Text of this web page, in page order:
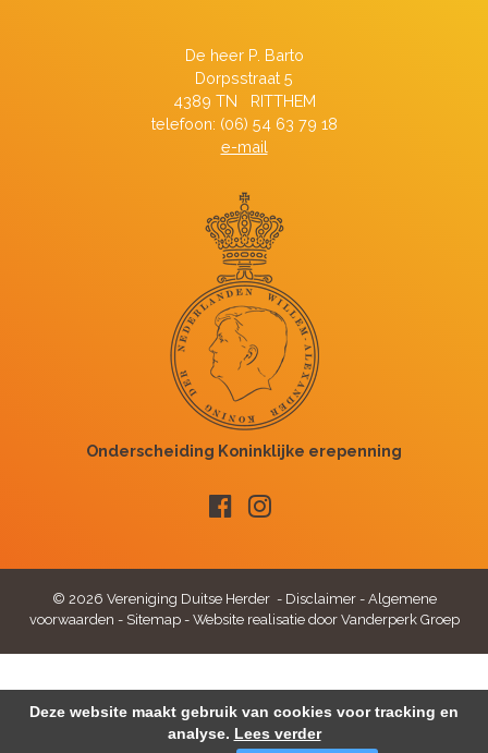
De heer P. Barto
Dorpsstraat 5
4389 TN RITTHEM
telefoon: (06) 54 63 79 18
e-mail
© 2026 Vereniging Duitse Herder - Disclaimer- Algemene
voorwaarden - Sitemap- Website realisatie door Vanderperk Groep
Deze website maakt gebruik van cookies voor tracking en
analyse. Lees verder